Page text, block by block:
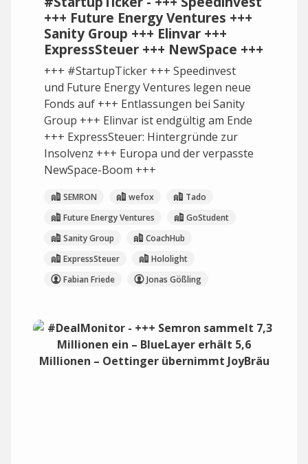
+++ Future Energy Ventures +++
Sanity Group +++ Elinvar +++
ExpressSteuer +++ NewSpace +++
+++ #StartupTicker +++ Speedinvest
und Future Energy Ventures legen neue
Fonds auf +++ Entlassungen bei Sanity
Group +++ Elinvar ist endgültig am Ende
+++ ExpressSteuer: Hintergründe zur
Insolvenz +++ Europa und der verpasste
NewSpace-Boom +++
SEMRON wefox
Tado
Future Energy Ventures
GoStudent
Sanity Group
CoachHub
ExpressSteuer
Hololight
Fabian Friede
Jonas Gößling